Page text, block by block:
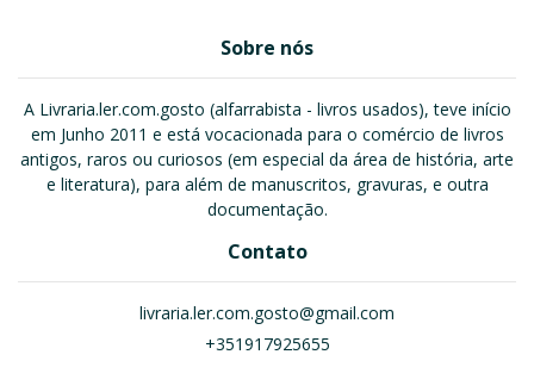
Sobre nós
A Livraria.ler.com.gosto (alfarrabista - livros usados), teve início
em Junho 2011 e está vocacionada para o comércio de livros
antigos, raros ou curiosos (em especial da área de história, arte
e literatura), para além de manuscritos, gravuras, e outra
documentação.
Contato
livraria.ler.com.gosto@gmail.com
+351917925655